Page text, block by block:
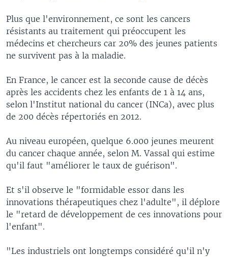
Plus que l'environnement, ce sont les cancers
résistants au traitement qui préoccupent les
médecins et chercheurs car 20% des jeunes patients
ne survivent pas à la maladie.
En France, le cancer est la seconde cause de décès
après les accidents chez les enfants de 1 à 14 ans,
selon l'Institut national du cancer (INCa), avec plus
de 200 décès répertoriés en 2012.
Au niveau européen, quelque 6.000 jeunes meurent
du cancer chaque année, selon M. Vassal qui estime
qu'il faut "améliorer le taux de guérison".
Et s'il observe le "formidable essor dans les
innovations thérapeutiques chez l'adulte", il déplore
le "retard de développement de ces innovations pour
l'enfant".
"Les industriels ont longtemps considéré qu'il n'y